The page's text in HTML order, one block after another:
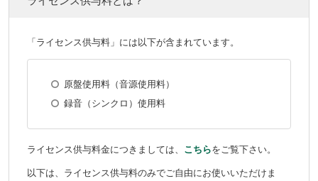
「ライセンス供与料」には以下が含まれています。
原盤使用料（音源使用料）
録音（シンクロ）使用料
ライセンス供与料金につきましては、 こちらをご覧下さい。
以下は、ライセンス供与料のみでご自由にお使いいただけま